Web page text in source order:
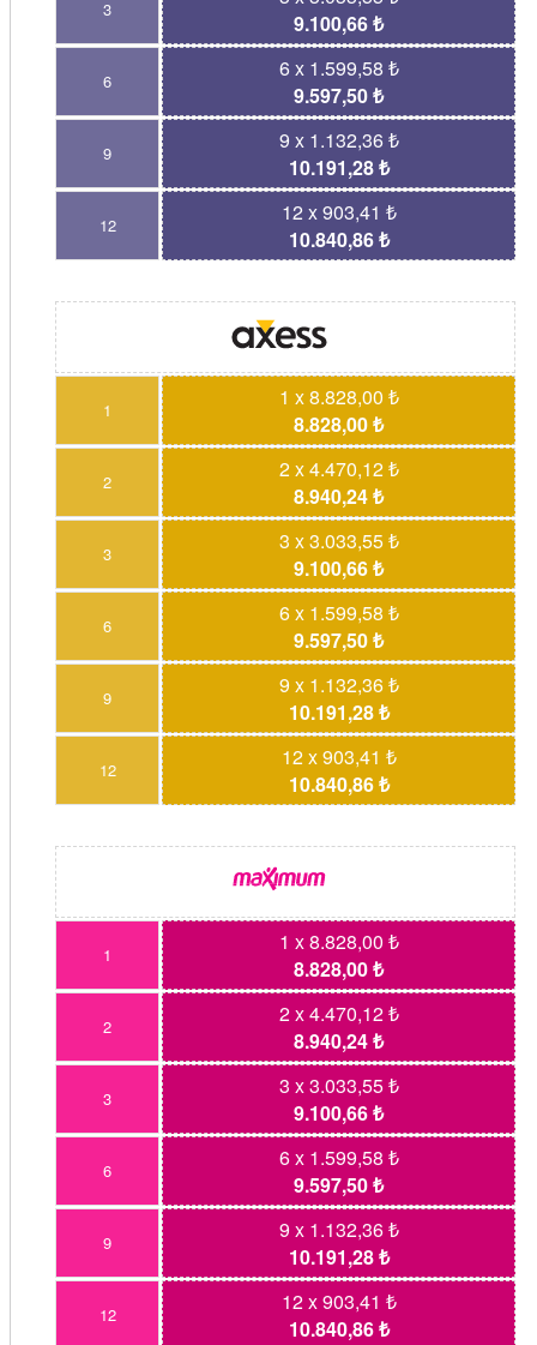
3
9.100,66 ₺
6
6 x 1.599,58 ₺
9.597,50 ₺
9
9 x 1.132,36 ₺
10.191,28 ₺
12
12 x 903,41 ₺
10.840,86 ₺
1
1 x 8.828,00 ₺
8.828,00 ₺
2
2 x 4.470,12 ₺
8.940,24 ₺
3
3 x 3.033,55 ₺
9.100,66 ₺
6
6 x 1.599,58 ₺
9.597,50 ₺
9
9 x 1.132,36 ₺
10.191,28 ₺
12
12 x 903,41 ₺
10.840,86 ₺
1
1 x 8.828,00 ₺
8.828,00 ₺
2
2 x 4.470,12 ₺
8.940,24 ₺
3
3 x 3.033,55 ₺
9.100,66 ₺
6
6 x 1.599,58 ₺
9.597,50 ₺
9
9 x 1.132,36 ₺
10.191,28 ₺
12
12 x 903,41 ₺
10.840,86 ₺